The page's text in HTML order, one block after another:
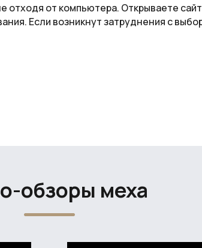
отходя от компьютера. Открываете
Если возникнут затруднения с
обзоры меха